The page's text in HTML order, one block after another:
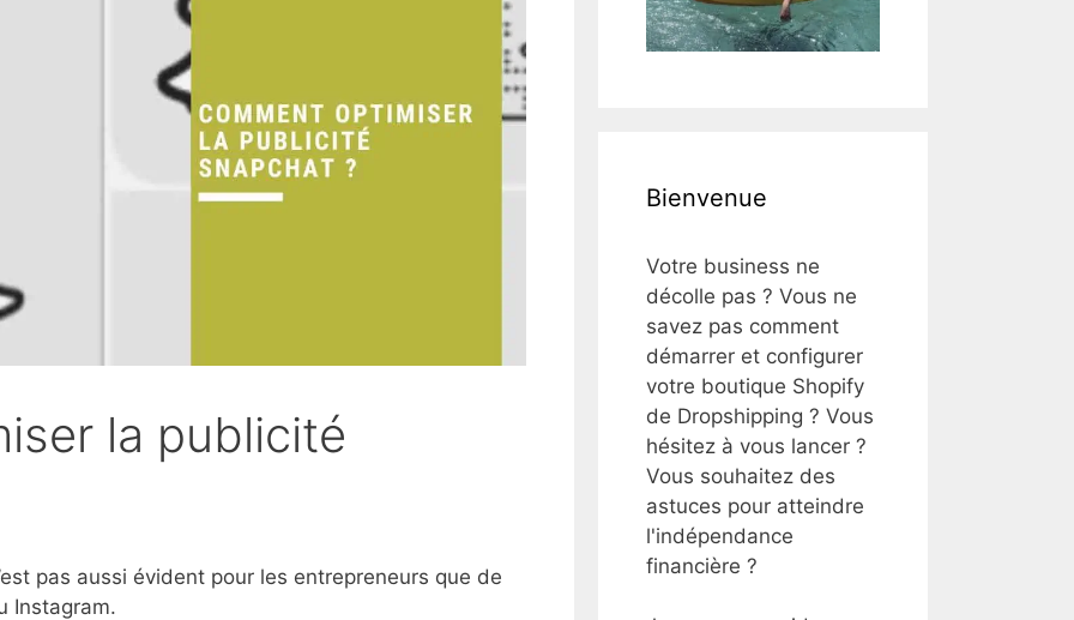
la publicité
pas aussi évident pour les entrepreneurs que de
Instagram.
Bienvenue
Votre business ne
décolle pas ? Vous ne
savez pas comment
démarrer et configurer
votre boutique Shopify
de Dropshipping ? Vous
hésitez à vous lancer ?
Vous souhaitez des
astuces pour atteindre
l'indépendance
financière ?